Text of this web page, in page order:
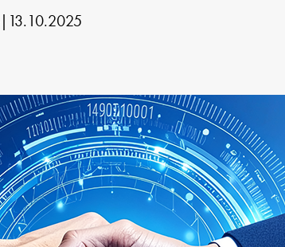
| 13.10.2025